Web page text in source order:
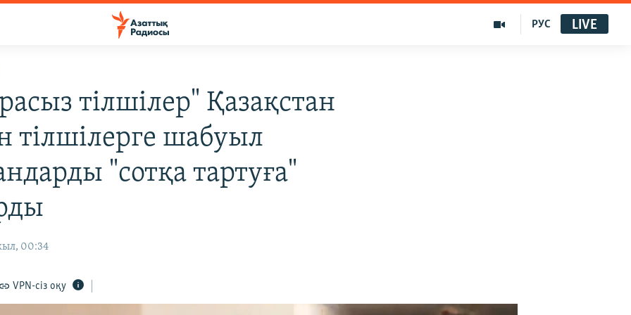
РУС LIVE
тілшілер" Қазақстан
тілшілерге шабуыл
"сотқа тартуға"
00:34
VPN-сіз оқу